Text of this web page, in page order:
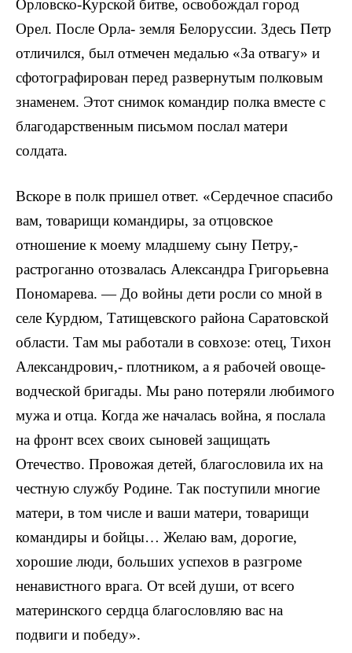
Орловско-Курской битве, освобождал город
Орел. После Орла- земля Белоруссии. Здесь Петр
отличился, был отмечен медалью «За отвагу» и
сфотографирован перед развернутым полковым
знаменем. Этот снимок командир полка вместе с
благодарственным письмом послал матери
солдата.
Вскоре в полк пришел ответ. «Сердечное спасибо
вам, товарищи командиры, за отцовское
отношение к моему младшему сыну Петру,-
растроганно отозвалась Алек­сандра Григорьевна
Пономарева. — До войны дети рос­ли со мной в
селе Курдюм, Татищевского района Са­ратовской
области. Там мы работали в совхозе: отец, Тихон
Александрович,- плотником, а я рабочей овоще­
водческой бригады. Мы рано потеряли любимого
мужа и отца. Когда же началась война, я послала
на фронт всех своих сыновей защищать
Отечество. Провожая детей, благословила их на
честную службу Родине. Так поступили многие
ма­тери, в том числе и ваши матери, товарищи
командиры и бойцы… Желаю вам, дорогие,
хорошие люди, больших успехов в разгроме
ненавистного врага. От всей души, от всего
материнского сердца благословляю вас на
подвиги и победу».